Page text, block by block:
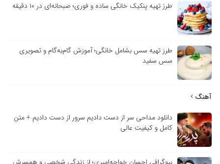
طرز تهیه پنکیک خانگی ساده و فوری؛ صبحانه‌ای در ۱۰ دقیقه
طرز تهیه سس بشامل خانگی؛ آموزش گام‌به‌گام و تصویری
سس سفید
آهنگ
دانلود مداحی سر از دست دادیم سرور از دست دادیم + متن
کامل و کیفیت عالی